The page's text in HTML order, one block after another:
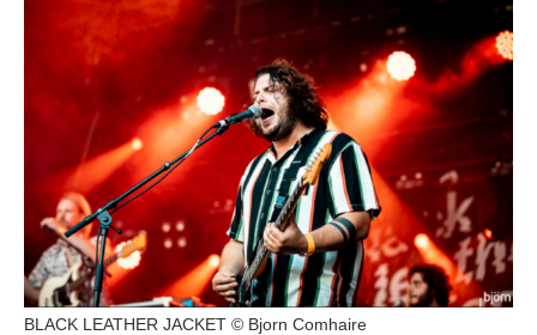
BLACK LEATHER JACKET © Bjorn Comhaire